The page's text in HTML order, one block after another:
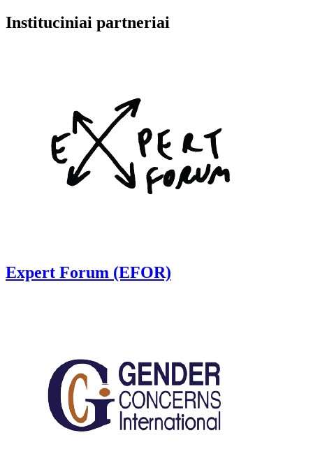
Instituciniai partneriai
Expert Forum (EFOR)